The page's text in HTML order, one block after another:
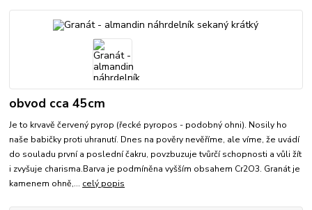
obvod cca 45cm
Je to krvavě červený pyrop (řecké pyropos - podobný ohni). Nosily ho
naše babičky proti uhranutí. Dnes na pověry nevěříme, ale víme, že uvádí
do souladu první a poslední čakru, povzbuzuje tvůrčí schopnosti a vůli žít
i zvyšuje charisma.Barva je podmíněna vyšším obsahem Cr2O3. Granát je
kamenem ohně,... celý popis